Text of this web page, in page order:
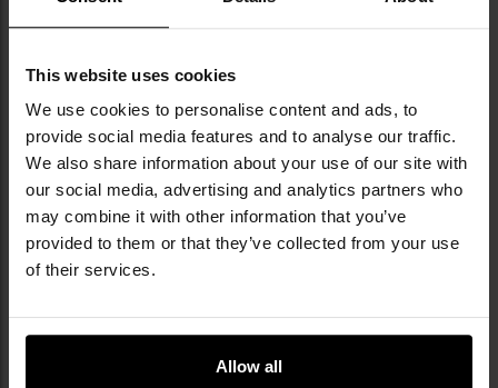
This website uses cookies
We use cookies to personalise content and ads, to
provide social media features and to analyse our traffic.
We also share information about your use of our site with
our social media, advertising and analytics partners who
may combine it with other information that you’ve
provided to them or that they’ve collected from your use
of their services.
Allow all
MultiCam Pattern® чи Cordura®. Бренд
вирізняється своєю популярністю серед
українських силових структур, а також
серед активних поціновувачів аутдору в
усьому світі.
ТЕХНІЧНІ ДАНІ
1500 см